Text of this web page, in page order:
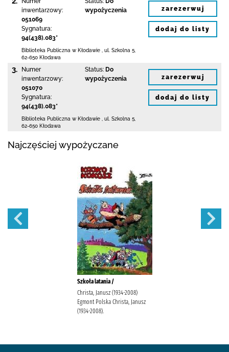
inwentarzowy:
051069
Sygnatura:
94(438).083*
wypożyczenia
Biblioteka Publiczna w Kłodawie ul. Szkolna 5
62-650 Kłodawa
zarezerwuj
dodaj do listy
3.
Numer
inwentarzowy:
051070
Sygnatura:
94(438).083*
Status: Do
wypożyczenia
Biblioteka Publiczna w Kłodawie ul. Szkolna 5
62-650 Kłodawa
zarezerwuj
dodaj do listy
Najczęściej wypożyczane
Szkoła latania /
Christa, Janusz (1934-2008)
Egmont Polska Christa, Janusz
(1934-2008).